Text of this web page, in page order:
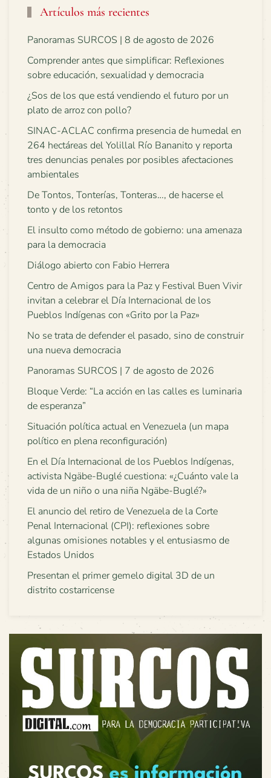
Artículos más recientes
Panoramas SURCOS | 8 de agosto de 2026
Comprender antes que simplificar: Reflexiones
sobre educación, sexualidad y democracia
¿Sos de los que está vendiendo el futuro por un
plato de arroz con pollo?
SINAC-ACLAC confirma presencia de humedal en
264 hectáreas del Yolillal Río Bananito y reporta
tres denuncias penales por posibles afectaciones
ambientales
De Tontos, Tonterías, Tonteras…, de hacerse el
tonto y de los retontos
El insulto como método de gobierno: una amenaza
para la democracia
Diálogo abierto con Fabio Herrera
Centro de Amigos para la Paz y Festival Buen Vivir
invitan a celebrar el Día Internacional de los
Pueblos Indígenas con «Grito por la Paz»
No se trata de defender el pasado, sino de construir
una nueva democracia
Panoramas SURCOS | 7 de agosto de 2026
Bloque Verde: “La acción en las calles es luminaria
de esperanza”
Situación política actual en Venezuela (un mapa
político en plena reconfiguración)
En el Día Internacional de los Pueblos Indígenas,
activista Ngäbe-Buglé cuestiona: «¿Cuánto vale la
vida de un niño o una niña Ngäbe-Buglé?»
El anuncio del retiro de Venezuela de la Corte
Penal Internacional (CPI): reflexiones sobre
algunas omisiones notables y el entusiasmo de
Estados Unidos
Presentan el primer gemelo digital 3D de un
distrito costarricense